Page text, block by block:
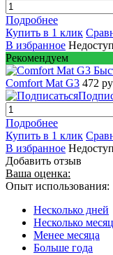
Подробнее
Купить в 1 клик
В избранное
Рекомендуем
Comfort Mat G3 472
Подробнее
Купить в 1 клик
В избранное
Добавить отзыв
Ваша оценка:
Опыт использования:
Несколько дней
Несколько
Менее месяца
Больше года